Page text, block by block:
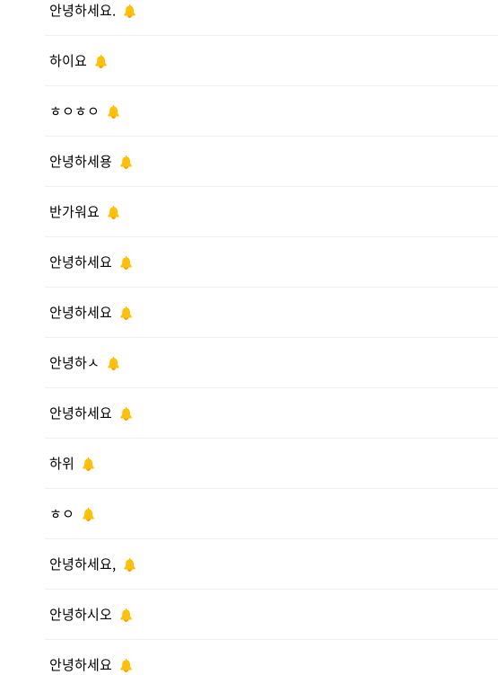
안녕하세요.
하이요
ㅎㅇㅎㅇ
안녕하세용
반가워요
안녕하세요
안녕하세요
안녕하ㅅ
안녕하세요
하위
ㅎㅇ
안녕하세요,
안녕하시오
안녕하세요